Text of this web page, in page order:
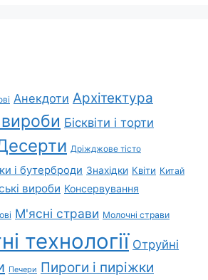
Анекдоти Архітектура
Бісквіти і торти
Дріжджове тісто
і бутерброди Знахідки Квіти Китай
вироби Консервування
М'ясні страви Молочні страви
технології Отруйні
Печери Пироги і пиріжки